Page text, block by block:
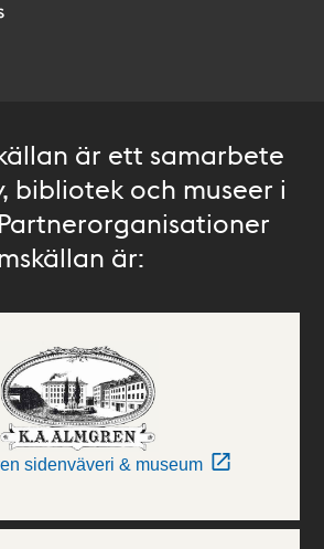
är ett samarbete
bibliotek och museer i
är:
sidenväveri & museum